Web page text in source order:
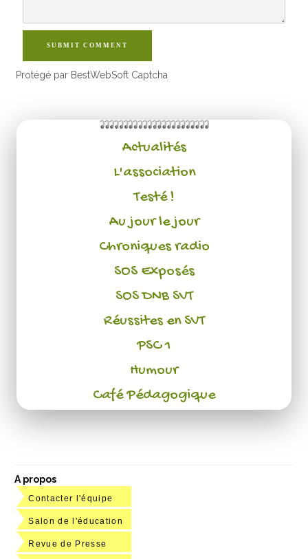
SUBMIT COMMENT
Protégé par BestWebSoft Captcha
Actualités
L'association
Testé !
Au jour le jour
Chroniques radio
SOS Exposés
SOS DNB SVT
Réussites en SVT
PSC 1
Humour
Café Pédagogique
A propos
Contacter l'équipe
Salon de l'éducation
Revue de Presse